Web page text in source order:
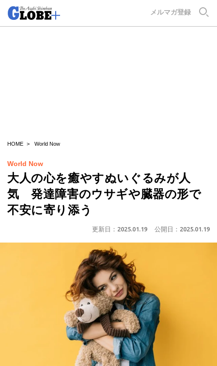
メルマガ登録
HOME World Now
World Now
大人の心を癒やすぬいぐるみが人
気 発達障害のウサギや臓器の形で
不安に寄り添う
更新日： 2025.01.19 公開日： 2025.01.19